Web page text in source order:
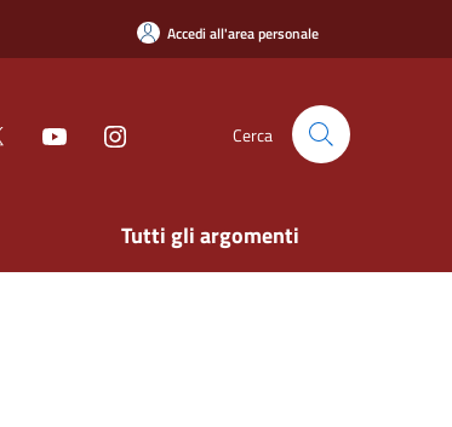
Accedi all'area personale
Cerca
Tutti gli argomenti